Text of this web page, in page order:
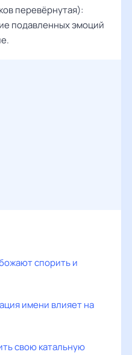
перевёрнутая):
подавленных эмоций
спорить и
имени влияет на
свою катальную